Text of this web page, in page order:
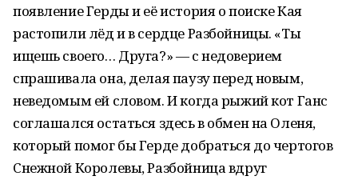
появление Герды и её история о поиске Кая
растопили лёд и в сердце Разбойницы. «Ты
ищешь своего… Друга?» — с недоверием
спрашивала она, делая паузу перед новым,
неведомым ей словом. И когда рыжий кот Ганс
соглашался остаться здесь в обмен на Оленя,
который помог бы Герде добраться до чертогов
Снежной Королевы, Разбойница вдруг